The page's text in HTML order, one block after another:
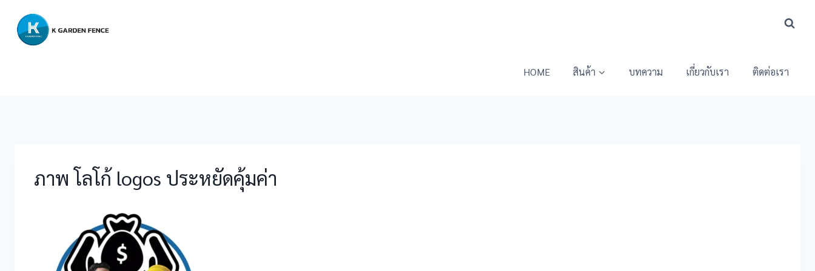
content
HOME สินค้า บทความ เกี่ยวกับเรา ติดต่อเรา
ภาพ โลโก้ logos ประหยัดคุ้มค่า